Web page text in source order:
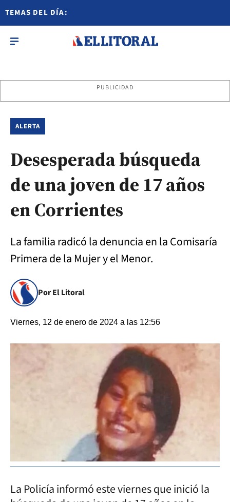
TEMAS DEL DÍA:
PUBLICIDAD
ALERTA
Desesperada búsqueda
de una joven de 17 años
en Corrientes
La familia radicó la denuncia en la Comisaría
Primera de la Mujer y el Menor.
Por El Litoral
Viernes, 12 de enero de 2024 a las 12:56
La Policía informó este viernes que inició la